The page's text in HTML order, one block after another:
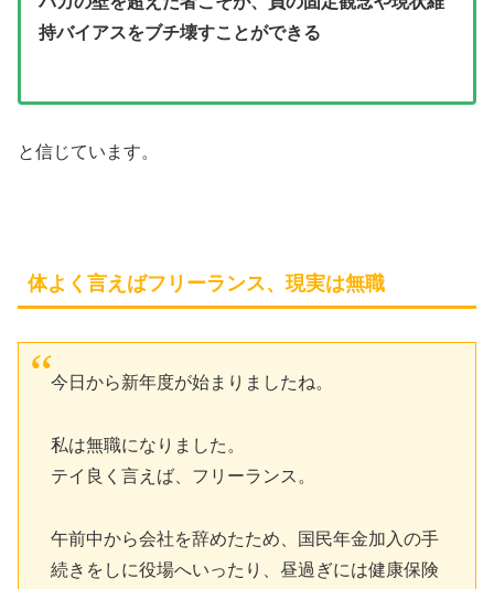
持バイアスをブチ壊すことができる
と信じています。
体よく言えばフリーランス、現実は無職
今日から新年度が始まりましたね。
私は無職になりました。
テイ良く言えば、フリーランス。
午前中から会社を辞めたため、国民年金加入の手
続きをしに役場へいったり、昼過ぎには健康保険